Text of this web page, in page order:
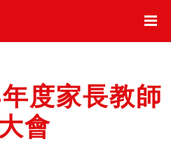
度家長教師
會